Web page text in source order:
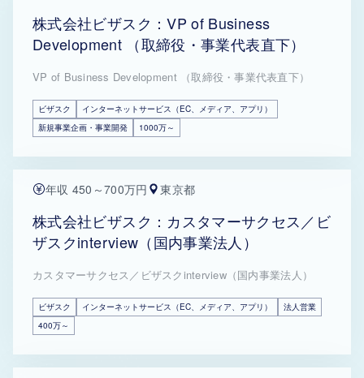
株式会社ビザスク：VP of Business
Development （取締役・事業代表直下）
VP of Business Development （取締役・事業代表直下）
ビザスク
インターネットサービス（EC、メディア、アプリ）
新規事業企画・事業開発
1000万～
年収 450～700万円 東京都
株式会社ビザスク：カスタマーサクセス／ビ
ザスクinterview（国内事業法人）
カスタマーサクセス／ビザスクinterview（国内事業法人）
ビザスク インターネットサービス（EC、メディア、アプリ）
法人営業
400万～